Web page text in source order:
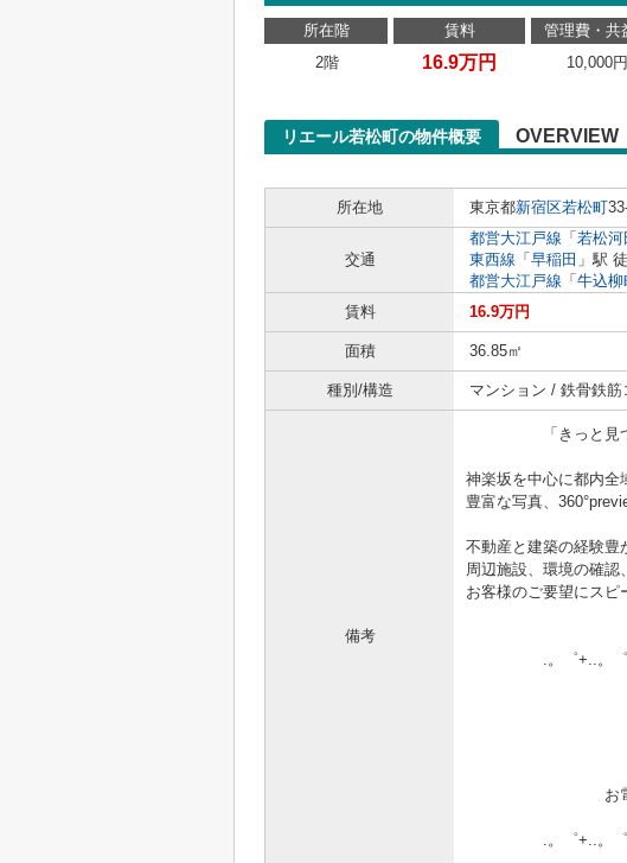
所在階 賃料 管理費・共
2階
16.9万円 10,000円
リエール若松町の物件概要 OVERVIEW
所在地
東京都新宿区若松町
交通
都営大江戸線 「 若松河
東西線 「 早稲田 」駅
都営大江戸線 「 牛込柳
賃料
16.9万円
面積 36.85㎡
種別/構造 マンション / 鉄骨鉄筋
備考
「きっと見つかる
神楽坂を中心に都内全
豊富な写真、
不動産と建築の経験豊
周辺施設、環境の確認
お客様のご要望にスピ
.。゜+..。゜+..。
☆☆ きら
https://
お電話でお問
.。゜+..。゜+..。